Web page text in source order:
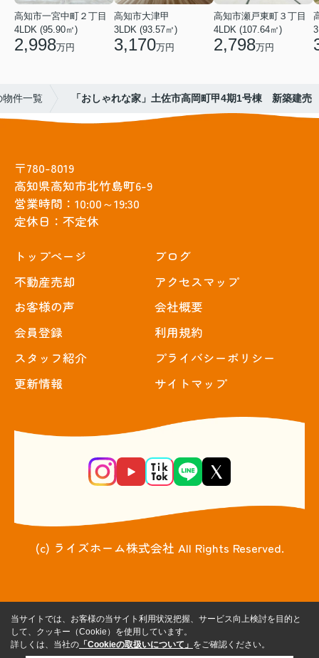
高知市一宮中町２丁目
4LDK (95.90㎡)
2,998万円
高知市大津甲
3LDK (93.57㎡)
3,170万円
高知市瀬戸東町３丁目
4LDK (107.64㎡)
2,798万円
物件一覧 「おしゃれな家」土佐市高岡町甲4期1号棟 新築建売
〒780-8019
高知県高知市北竹島町6-9
営業時間：10:00～19:30
定休日：不定休
トップぺージ
不動産売却
お客様の声
会員登録
スタッフ紹介
更新情報
ブログ
アクセスマップ
会社概要
利用規約
プライバシーポリシー
サイトマップ
(c) ライズホーム株式会社 All Rights Reserved.
当サイトでは、お客様の当サイト利用状況把握、サービス向上検討を目的と
して、クッキー（Cookie）を使用しています。
詳しくは、当社の 「Cookieの取扱いについて」 をご確認ください。